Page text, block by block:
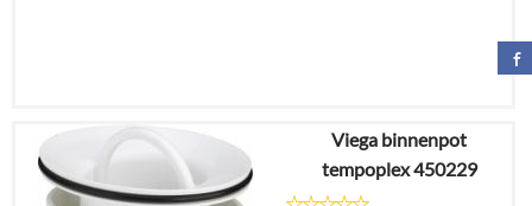
€13,82
€9,97
Viega binnenpot
tempoplex 450229